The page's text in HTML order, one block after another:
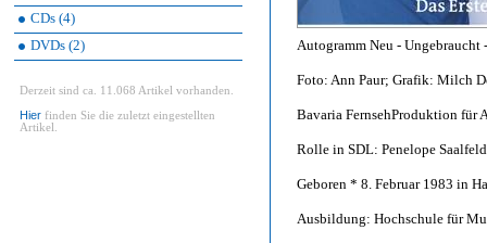
CDs (4)
DVDs (2)
Derzeit sind ca. 11.068 Artikel vorhanden.
Hier finden Sie die zuletzt eingestellten
Artikel.
Autogramm Neu -
Foto: Ann Paur; Grafik: Milch
Bavaria FernsehProduktion für
Rolle in SDL: Penelope
Geboren * 8. Februar 1983 in
Ausbildung: Hochschule für